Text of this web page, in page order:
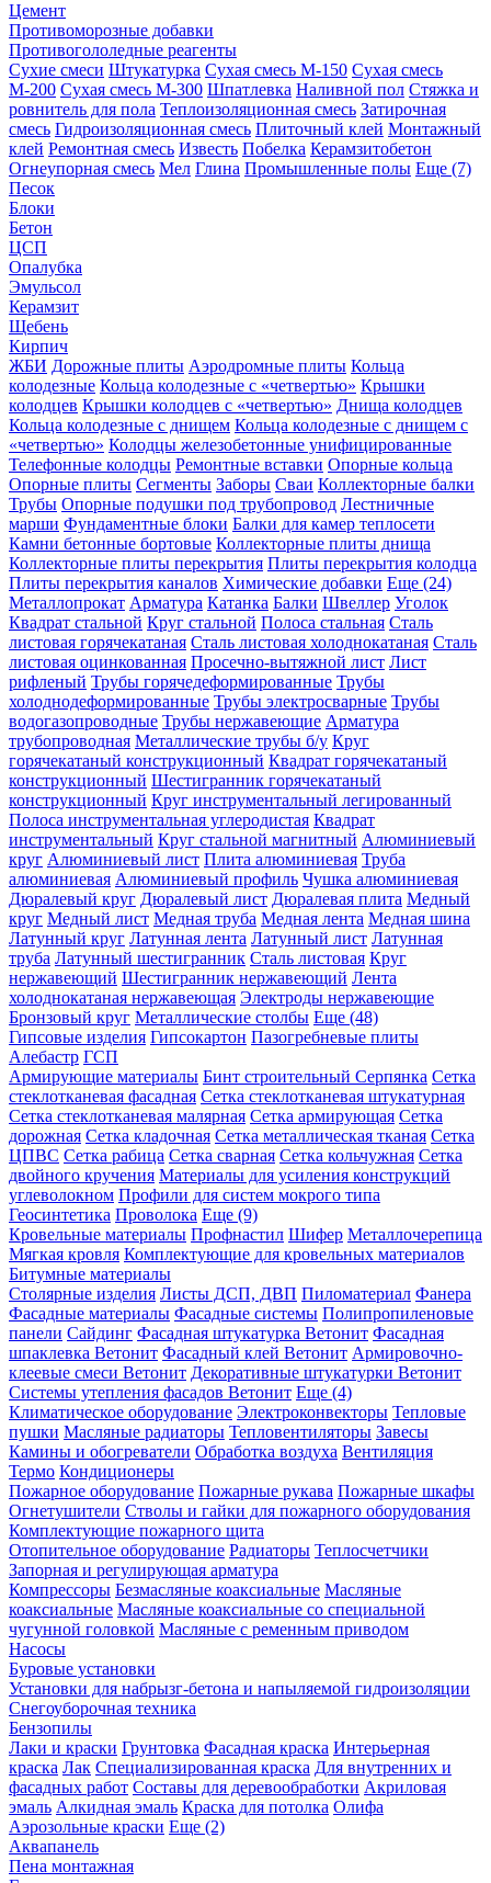
Цемент
Противоморозные добавки
Противогололедные реагенты
Сухие смеси Штукатурка Сухая смесь М-150 Сухая смесь
М-200 Сухая смесь М-300 Шпатлевка Наливной пол Стяжка и
ровнитель для пола Теплоизоляционная смесь Затирочная
смесь Гидроизоляционная смесь Плиточный клей Монтажный
клей Ремонтная смесь Известь Побелка Керамзитобетон
Огнеупорная смесь Мел Глина Промышленные полы Еще (7)
Песок
Блоки
Бетон
ЦСП
Опалубка
Эмульсол
Керамзит
Щебень
Кирпич
ЖБИ Дорожные плиты Аэродромные плиты Кольца
колодезные Кольца колодезные с «четвертью» Крышки
колодцев Крышки колодцев с «четвертью» Днища колодцев
Кольца колодезные с днищем Кольца колодезные с днищем с
«четвертью» Колодцы железобетонные унифицированные
Телефонные колодцы Ремонтные вставки Опорные кольца
Опорные плиты Сегменты Заборы Сваи Коллекторные балки
Трубы Опорные подушки под трубопровод Лестничные
марши Фундаментные блоки Балки для камер теплосети
Камни бетонные бортовые Коллекторные плиты днища
Коллекторные плиты перекрытия Плиты перекрытия колодца
Плиты перекрытия каналов Химические добавки Еще (24)
Металлопрокат Арматура Катанка Балки Швеллер Уголок
Квадрат стальной Круг стальной Полоса стальная Сталь
листовая горячекатаная Сталь листовая холоднокатаная Сталь
листовая оцинкованная Просечно-вытяжной лист Лист
рифленый Трубы горячедеформированные Трубы
холоднодеформированные Трубы электросварные Трубы
водогазопроводные Трубы нержавеющие Арматура
трубопроводная Металлические трубы б/у Круг
горячекатаный конструкционный Квадрат горячекатаный
конструкционный Шестигранник горячекатаный
конструкционный Круг инструментальный легированный
Полоса инструментальная углеродистая Квадрат
инструментальный Круг стальной магнитный Алюминиевый
круг Алюминиевый лист Плита алюминиевая Труба
алюминиевая Алюминиевый профиль Чушка алюминиевая
Дюралевый круг Дюралевый лист Дюралевая плита Медный
круг Медный лист Медная труба Медная лента Медная шина
Латунный круг Латунная лента Латунный лист Латунная
труба Латунный шестигранник Сталь листовая Круг
нержавеющий Шестигранник нержавеющий Лента
холоднокатаная нержавеющая Электроды нержавеющие
Бронзовый круг Металлические столбы Еще (48)
Гипсовые изделия Гипсокартон Пазогребневые плиты
Алебастр ГСП
Армирующие материалы Бинт строительный Серпянка Сетка
стеклотканевая фасадная Сетка стеклотканевая штукатурная
Сетка стеклотканевая малярная Сетка армирующая Сетка
дорожная Сетка кладочная Сетка металлическая тканая Сетка
ЦПВС Сетка рабица Сетка сварная Сетка кольчужная Сетка
двойного кручения Материалы для усиления конструкций
углеволокном Профили для систем мокрого типа
Геосинтетика Проволока Еще (9)
Кровельные материалы Профнастил Шифер Металлочерепица
Мягкая кровля Комплектующие для кровельных материалов
Битумные материалы
Столярные изделия Листы ДСП, ДВП Пиломатериал Фанера
Фасадные материалы Фасадные системы Полипропиленовые
панели Сайдинг Фасадная штукатурка Ветонит Фасадная
шпаклевка Ветонит Фасадный клей Ветонит Армировочно-
клеевые смеси Ветонит Декоративные штукатурки Ветонит
Системы утепления фасадов Ветонит Еще (4)
Климатическое оборудование Электроконвекторы Тепловые
пушки Масляные радиаторы Тепловентиляторы Завесы
Камины и обогреватели Обработка воздуха Вентиляция
Термо Кондиционеры
Пожарное оборудование Пожарные рукава Пожарные шкафы
Огнетушители Стволы и гайки для пожарного оборудования
Комплектующие пожарного щита
Отопительное оборудование Радиаторы Теплосчетчики
Запорная и регулирующая арматура
Компрессоры Безмасляные коаксиальные Масляные
коаксиальные Масляные коаксиальные со специальной
чугунной головкой Масляные с ременным приводом
Насосы
Буровые установки
Установки для набрызг-бетона и напыляемой гидроизоляции
Снегоуборочная техника
Бензопилы
Лаки и краски Грунтовка Фасадная краска Интерьерная
краска Лак Специализированная краска Для внутренних и
фасадных работ Составы для деревообработки Акриловая
эмаль Алкидная эмаль Краска для потолка Олифа
Аэрозольные краски Еще (2)
Аквапанель
Пена монтажная